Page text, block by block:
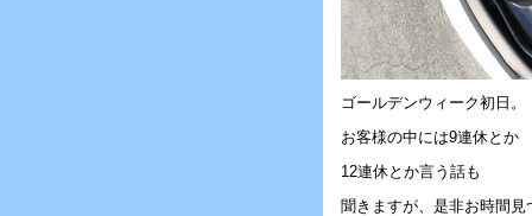
ゴールデンウィーク初日。
お客様の中には9連休とか
12連休とか言う話も
聞きますが、是非お時間見